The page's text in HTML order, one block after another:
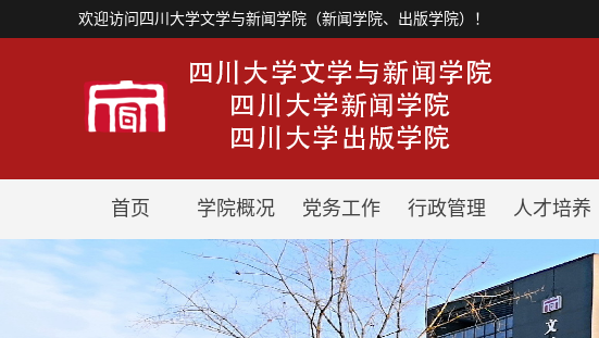
欢迎访问四川大学文学与新闻学院（新闻学院、出版学院）！
首页 学院概况 党务工作 行政管理 人才培养